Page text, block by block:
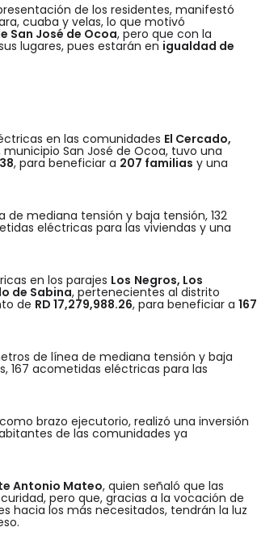
de los residentes, manifestó
cuaba y velas, lo que motivó
San José de Ocoa, pero que con la
lugares, pues estarán en igualdad de
en las comunidades El Cercado,
municipio San José de Ocoa, tuvo una
, para beneficiar a 207 familias y una
mediana tensión y baja tensión, 132
eléctricas para las viviendas y una
en los parajes Los Negros, Los
de Sabina, pertenecientes al distrito
de RD 17,279,988.26, para beneficiar a 167
de línea de mediana tensión y baja
167 acometidas eléctricas para las
brazo ejecutorio, realizó una inversión
de las comunidades ya
Antonio Mateo, quien señaló que las
pero que, gracias a la vocación de
hacia los más necesitados, tendrán la luz